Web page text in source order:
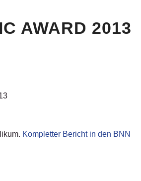
AWARD 2013
Kompletter Bericht in den BNN